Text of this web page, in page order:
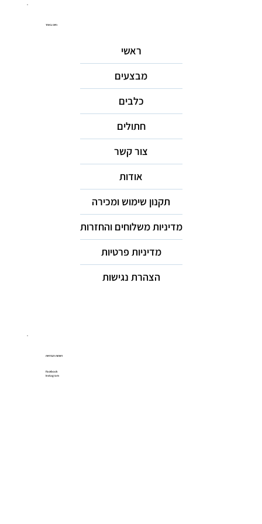
ניווט באתר
ראשי
מבצעים
כלבים
חתולים
צור קשר
אודות
תקנון שימוש ומכירה
מדיניות משלוחים והחזרות
מדיניות פרטיות
הצהרת נגישות
רשתות חברתיות
Facebook
Instagram